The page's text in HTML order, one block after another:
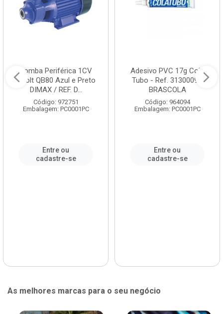
Bomba Periférica 1CV
Bivolt QB80 Azul e Preto
DIMAX / REF. D...
Código: 972751
Embalagem: PC0001PC
Entre ou
cadastre-se
Adesivo PVC 17g Cola
Tubo - Ref. 3130009 -
BRASCOLA
Código: 964094
Embalagem: PC0001PC
Entre ou
cadastre-se
As melhores marcas para o seu negócio